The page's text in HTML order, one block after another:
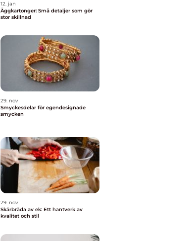
12. jan
Äggkartonger: Små detaljer som gör
stor skillnad
29. nov
Smyckesdelar för egendesignade
smycken
29. nov
Skärbräda av ek: Ett hantverk av
kvalitet och stil